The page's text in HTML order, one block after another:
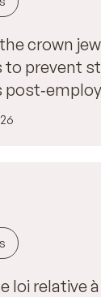
crown
to prevent
loi relative